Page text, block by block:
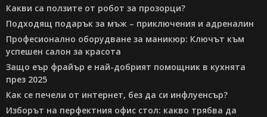
Какви са ползите от робот за прозорци?
Подходящ подарък за мъж – приключения и адреналин
Професионално оборудване за маникюр: Ключът към
успешен салон за красота
Защо еър фрайър е най-добрият помощник в кухнята
през 2025
Как се печели от интернет, без да си инфлуенсър?
Изборът на перфектния офис стол: какво трябва да